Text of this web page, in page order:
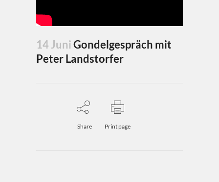
14 JuniGondelgespräch mit
Peter Landstorfer
Share Print page